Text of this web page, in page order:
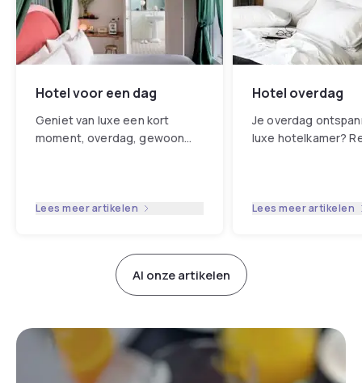
Hotel voor een dag
Geniet van luxe een kort
moment, overdag, gewoon
Lees meer artikelen
Hotel overdag
Je overdag
luxe hotelkamer?
Lees meer artikelen
Al onze artikelen